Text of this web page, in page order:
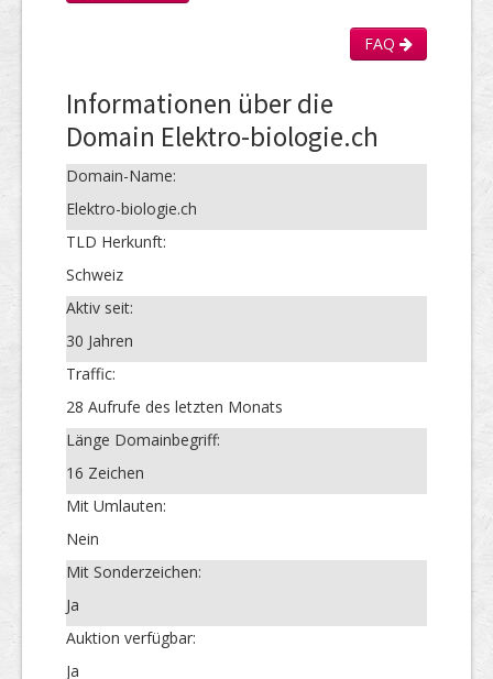
FAQ
Informationen über die
Domain Elektro-biologie.ch
Domain-Name:
Elektro-biologie.ch
TLD Herkunft:
Schweiz
Aktiv seit:
30 Jahren
Traffic:
28 Aufrufe des letzten Monats
Länge Domainbegriff:
16 Zeichen
Mit Umlauten:
Nein
Mit Sonderzeichen:
Ja
Auktion verfügbar:
Ja